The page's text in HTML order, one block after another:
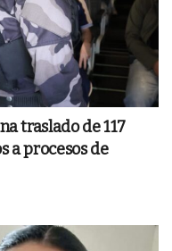
traslado de 117
a procesos de